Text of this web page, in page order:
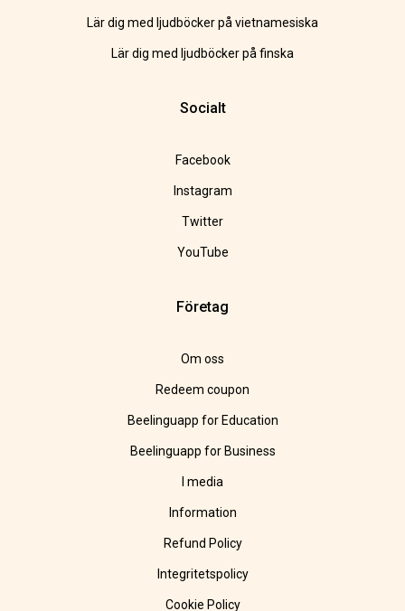
Lär dig med ljudböcker på vietnamesiska
Lär dig med ljudböcker på finska
Socialt
Facebook
Instagram
Twitter
YouTube
Företag
Om oss
Redeem coupon
Beelinguapp for Education
Beelinguapp for Business
I media
Information
Refund Policy
Integritetspolicy
Cookie Policy